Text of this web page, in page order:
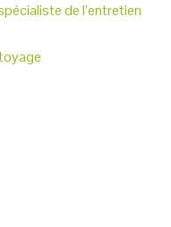
de l’entretien